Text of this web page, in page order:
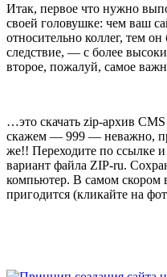
Итак, первое что нужно
своей головушке: чем ваш
относительно коллег, тем
следствие, — с более
второе, пожалуй, самое
…это скачать zip-архив CMS
скажем — 999 — неважно,
же!! Переходите по ссылке
вариант файла ZIP-ru.
компьютер. В самом скором
пригодится (кликайте на